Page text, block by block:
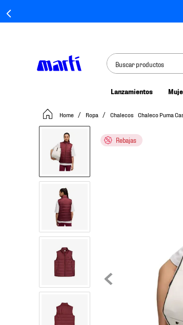
Buscar productos
Lanzamientos
Ropa Chalecos Chaleco Puma
Rebajas
tenis mujer
tenis hombre
tenis futbol
tenis niño